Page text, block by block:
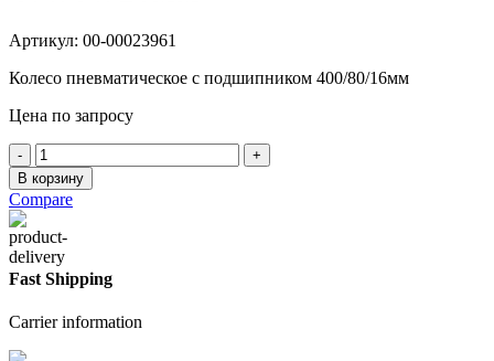
Артикул: 00-00023961
Колесо пневматическое с подшипником 400/80/16мм
Цена по запросу
Количество
товара
Колесо
для
тачки
400/80/16мм
В корзину
Compare
Fast Shipping
Carrier information